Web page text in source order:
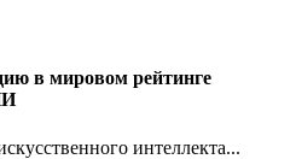
в мировом рейтинге
интеллекта...